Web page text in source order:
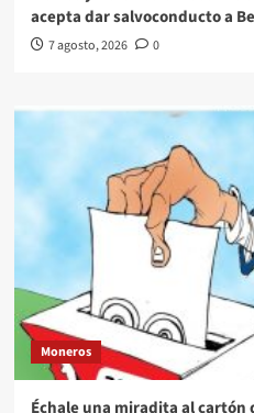
acepta dar salvoconducto a
7 agosto, 2026 0
Moneros
Échale una miradita al cartón